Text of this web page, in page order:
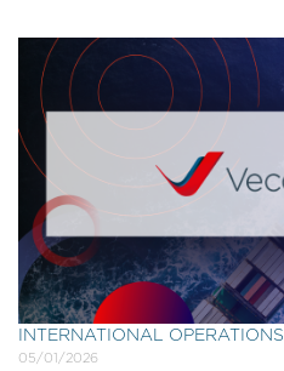
INTERNATIONAL OPERATIONS
05/01/2026